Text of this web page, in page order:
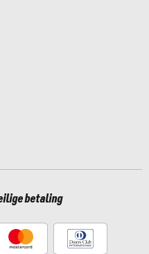
betaling